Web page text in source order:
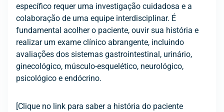
específico requer uma investigação cuidadosa e a
colaboração de uma equipe interdisciplinar. É
fundamental acolher o paciente, ouvir sua história e
realizar um exame clínico abrangente, incluindo
avaliações dos sistemas gastrointestinal, urinário,
ginecológico, músculo-esquelético, neurológico,
psicológico e endócrino.
[Clique no link para saber a história do paciente